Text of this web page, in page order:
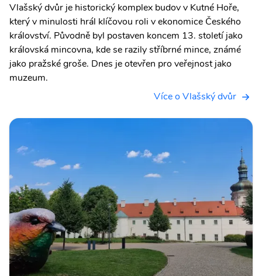
Vlašský dvůr je historický komplex budov v Kutné Hoře,
který v minulosti hrál klíčovou roli v ekonomice Českého
království. Původně byl postaven koncem 13. století jako
královská mincovna, kde se razily stříbrné mince, známé
jako pražské groše. Dnes je otevřen pro veřejnost jako
muzeum.
Více o Vlašský dvůr